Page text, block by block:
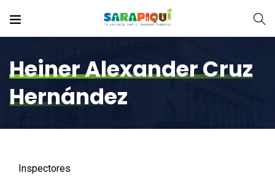
Heiner Alexander Cruz
Hernández
Inspectores